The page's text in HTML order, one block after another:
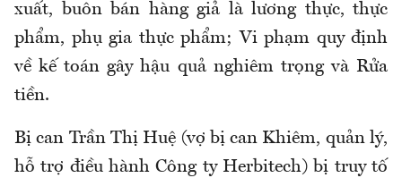
xuất, buôn bán hàng giả là lương thực, thực
phẩm, phụ gia thực phẩm; Vi phạm quy định
về kế toán gây hậu quả nghiêm trọng và Rửa
tiền.
Bị can Trần Thị Huệ (vợ bị can Khiêm, quản lý,
hỗ trợ điều hành Công ty Herbitech) bị truy tố